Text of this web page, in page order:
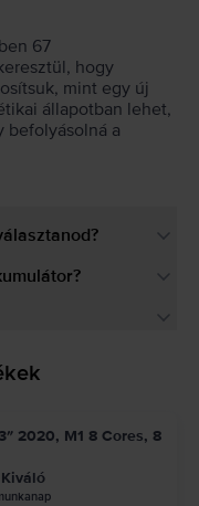
67
hogy
mint egy új
állapotban lehet,
befolyásolná a
2020, M1 8 Cores, 8